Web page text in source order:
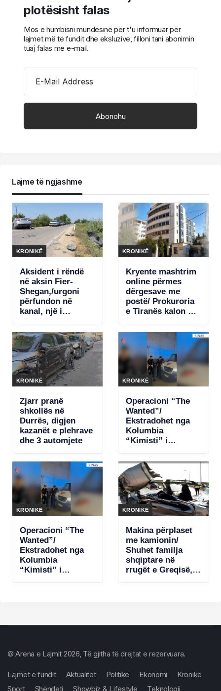
plotësisht falas
Mos e humbisni mundësinë për t'u informuar për
lajmet më të fundit dhe eksluzive, filloni tani abonimin
tuaj falas me e-mail.
E-Mail Address
Lajme të ngjashme
KRONIKË
Aksident i rëndë
në aksin Fier-
Shegan,/urgoni
përfundon në
kanal, një i
gjendje të rëndë
KRONIKË
Kryente mashtrim
online përmes
dërgesave me
postë/ Prokuroria
e Tiranës kalon për
nigerian
KRONIKË
Zjarr pranë
shkollës në
Durrës, digjen
kazanët e plehrave
dhe 3 automjete
KRONIKË
Operacioni “The
Wanted”/
Ekstradohet nga
Kolumbia
“Kimisti” i
person sillet në
Shqipëri nga Italia,
i kërkuar për vepra
të rënda penale
(VIDEO)
KRONIKË
Operacioni “The
Wanted”/
Ekstradohet nga
Kolumbia
“Kimisti” i
KRONIKË
Makina përplaset
me kamionin/
Shuhet familja
shqiptare në
rrugët e Greqisë,
© Arena e Lajmit 2026, Të gjitha të drejtat e rezervuara.
Lajmet e fundit Aktualitet Politikë Ekonomi
Kronikë
Sport
Shëndeti Showbiz & Lifestyle Teknologji